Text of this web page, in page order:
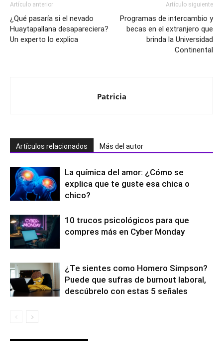
Artículo anterior
¿Qué pasaría si el nevado
Huaytapallana desapareciera?
Un experto lo explica
Artículo siguiente
Programas de intercambio y
becas en el extranjero que
brinda la Universidad
Continental
Patricia
Artículos relacionados Más del autor
La química del amor: ¿Cómo se
explica que te guste esa chica o
chico?
10 trucos psicológicos para que
compres más en Cyber Monday
¿Te sientes como Homero Simpson?
Puede que sufras de burnout laboral,
descúbrelo con estas 5 señales